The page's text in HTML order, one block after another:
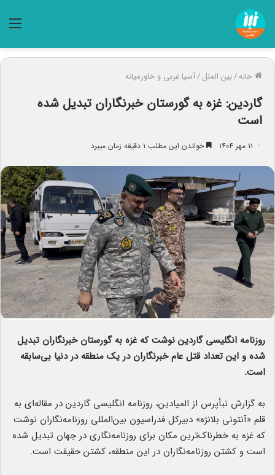
خانه/بین الملل/آسیا غربی و خاورمیانه
گاردین: غزه به گورستان خبرنگاران تبدیل شده
است
۱۱ مهر ۱۴۰۴ خواندن این مطلب ۱ دقیقه زمان میبرد
روزنامه انگلیسی گاردین نوشت که غزه به گورستان خبرنگاران تبدیل
شده و این تعداد قتل عام خبرنگاران در یک منطقه در دنیا بی‌سابقه
است.
به گزارش نبأپرس از المیادین، روزنامه انگلیسی گاردین در مقاله‌ای به
قلم «آنتونی بلانژه» دبیرکل فدراسیون بین‌المللی روزنامه‌نگاران نوشت
که غزه به خطرناک‌ترین مکان برای روزنامه‌نگاری در جهان تبدیل شده
است و کشتن روزنامه‌نگاران در این منطقه، کشتن حقیقت است.